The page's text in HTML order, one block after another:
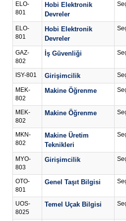
ELO-
801
Hobi Elektronik
Devreler
ELO-
801
Hobi Elektronik
Devreler
GAZ-
802
İş Güvenliği
ISY-801 Girişimcilik
MEK-
802
Makine Öğrenme
MEK-
802
Makine Öğrenme
MKN-
802
Makine Üretim
Teknikleri
MYO-
803
Girişimcilik
OTO-
801
Genel Taşıt Bilgisi
UOS-
8025
Temel Uçak Bilgisi